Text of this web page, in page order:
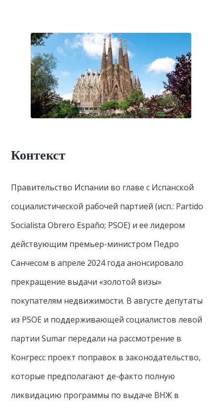
Контекст
Правительство Испании во главе с Испанской
социалистической рабочей партией (исп.: Partido
Socialista Obrero Españo; PSOE) и ее лидером
действующим премьер-министром Педро
Санчесом в апреле 2024 года анонсировало
прекращение выдачи «золотой визы»
покупателям недвижимости. В августе депутаты
из PSOE и поддерживающей социалистов левой
партии Sumar передали на рассмотрение в
Конгресс проект поправок в законодательство,
которые предполагают де-факто полную
ликвидацию программы по выдаче ВНЖ в